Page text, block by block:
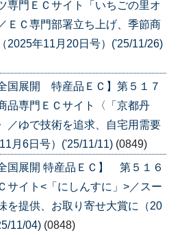
門ＥＣサイト「いちごの里オ
ＥＣ専門部署立ち上げ、季節商
2025年11月20日号）('25/11/26)
国展開 特産品ＥＣ】第５１７
専門ＥＣサイト〈「京都丹
ゆで技術を追求、自宅用需要
月6日号）('25/11/11) (0849)
国展開 特産品ＥＣ】 第５１６
イト<「にしんすに」>／スー
を提供、お取り寄せ大賞に（20
11/04) (0848)